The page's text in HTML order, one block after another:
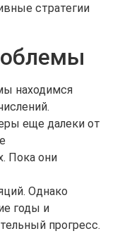
стратегии
находимся
еще далеки от
Пока они
Однако
годы и
прогресс.